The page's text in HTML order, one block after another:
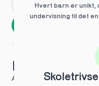
2.g
1 ud af 9 for
Hvilke behov?
Anbefalet til dig
Hvert barn er unikt,
undervisning til det